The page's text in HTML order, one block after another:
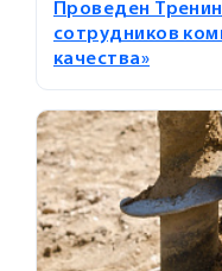
Проведен
сотрудников
качества»